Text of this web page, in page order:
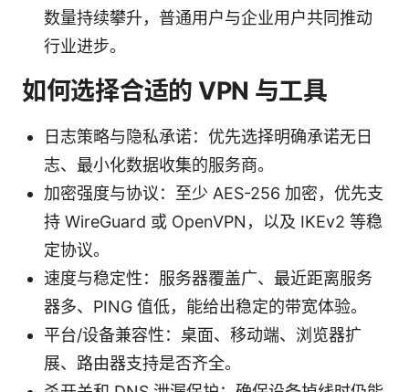
数量持续攀升，普通用户与企业用户共同推动
行业进步。
如何选择合适的 VPN 与工具
日志策略与隐私承诺：优先选择明确承诺无日
志、最小化数据收集的服务商。
加密强度与协议：至少 AES-256 加密，优先支
持 WireGuard 或 OpenVPN，以及 IKEv2 等稳
定协议。
速度与稳定性：服务器覆盖广、最近距离服务
器多、PING 值低，能给出稳定的带宽体验。
平台/设备兼容性：桌面、移动端、浏览器扩
展、路由器支持是否齐全。